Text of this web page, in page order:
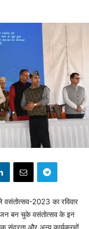
2023 का रविवार
बन चुके वसंतोत्सव के इन
सुंदरता और अन्य कार्यक्रमों